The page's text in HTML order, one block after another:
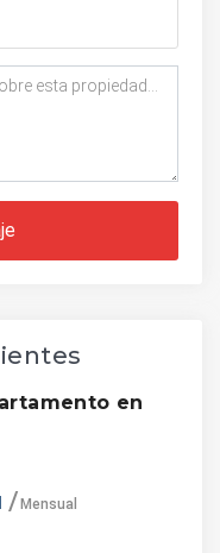
en
Mensual